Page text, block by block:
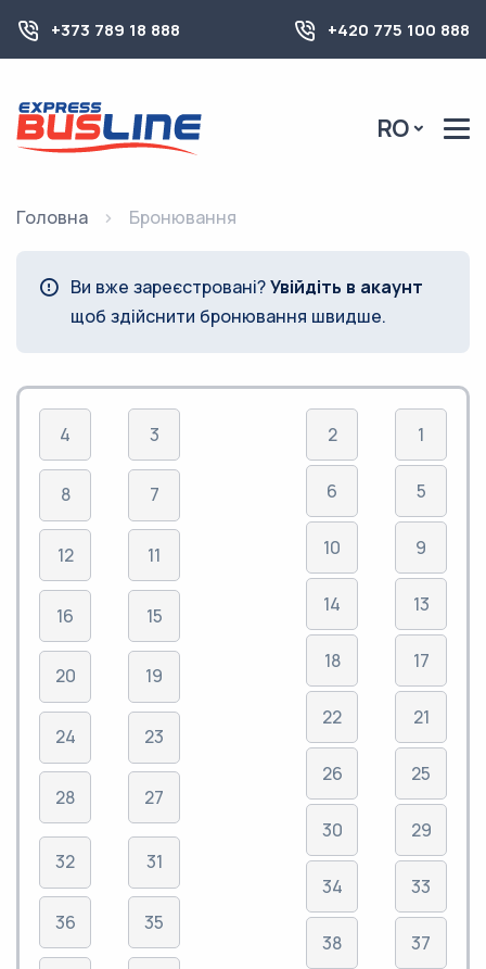
+373 789 18 888 +420 775 100 888
RO
Головна Бронювання
Ви вже зареєстровані?Увійдіть в акаунт
щоб здійснити бронювання швидше.
4
8
12
16
20
24
28
32
36
3
7
11
15
19
23
27
31
35
2
6
10
14
18
22
26
30
34
38
1
5
9
13
17
21
25
29
33
37